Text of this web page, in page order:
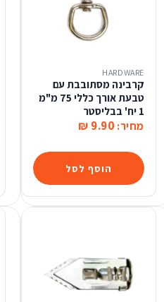
הוסף לסל
HARDWARE
קרבינה מסתובבת עם
טבעת אורך כללי 75 מ"מ
1 יח' בבליסטר
מחיר: 9.90 ₪